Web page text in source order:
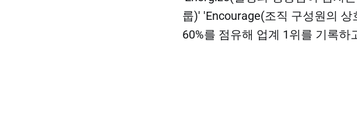
룹)' 'Encourage(조직 구성원의
60%를 점유해 업계 1위를 기록하